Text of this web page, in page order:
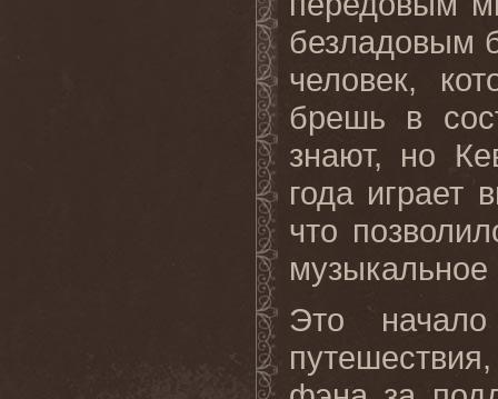
безладовым
человек,
брешь в
знают, но
года играет
что
Это начало